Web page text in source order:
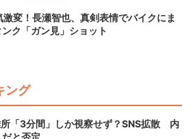
変！長瀬智也、真剣表情でバイクにま
ク「ガン見」ショット
ング
「3分間」しか視察せず？SNS拡散 内
と否定